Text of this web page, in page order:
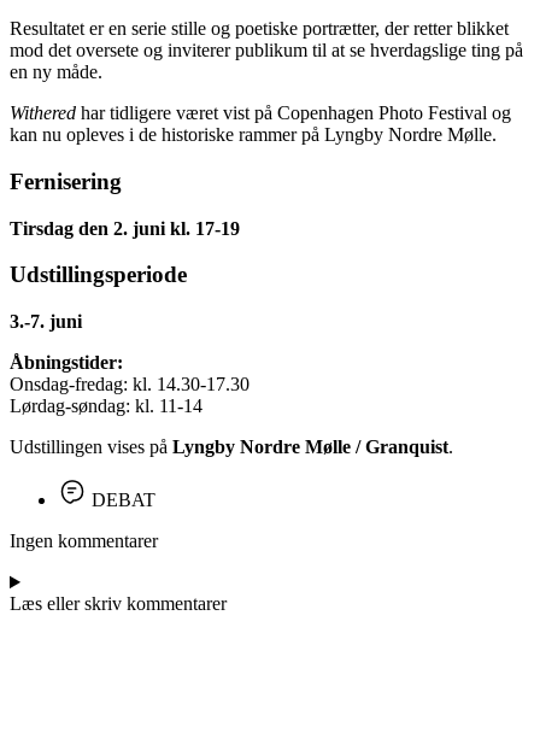
Resultatet er en serie stille og poetiske portrætter, der retter blikket
mod det oversete og inviterer publikum til at se hverdagslige ting på
en ny måde.
Withered har tidligere været vist på Copenhagen Photo Festival og
kan nu opleves i de historiske rammer på Lyngby Nordre Mølle.
Fernisering
Tirsdag den 2. juni kl. 17-19
Udstillingsperiode
3.-7. juni
Åbningstider:
Onsdag-fredag: kl. 14.30-17.30
Lørdag-søndag: kl. 11-14
Udstillingen vises på Lyngby Nordre Mølle / Granquist.
DEBAT
Ingen kommentarer
Læs eller skriv kommentarer